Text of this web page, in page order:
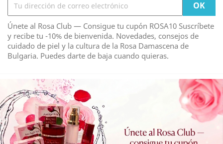
Únete al Rosa Club — Consigue tu cupón ROSA10 Suscríbete
y recibe tu -10% de bienvenida. Novedades, consejos de
cuidado de piel y la cultura de la Rosa Damascena de
Bulgaria. Puedes darte de baja cuando quieras.